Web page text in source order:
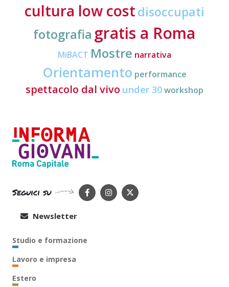
cultura low costdisoccupati
fotografia gratis a Roma
MiBACT Mostre narrativa
Orientamento performance
spettacolo dal vivo under 30workshop
Seguici su
Newsletter
Studio e formazione
Lavoro e impresa
Estero